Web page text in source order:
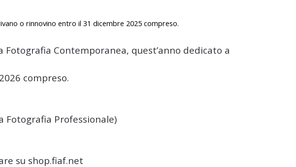
o rinnovino entro il 31 dicembre 2025 compreso.
Fotografia Contemporanea, quest’anno dedicato a
compreso.
Fotografia Professionale)
su shop.fiaf.net